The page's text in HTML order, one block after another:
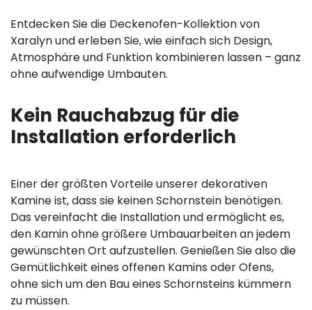
Entdecken Sie die Deckenofen-Kollektion von
Xaralyn und erleben Sie, wie einfach sich Design,
Atmosphäre und Funktion kombinieren lassen – ganz
ohne aufwendige Umbauten.
Kein Rauchabzug für die
Installation erforderlich
Einer der größten Vorteile unserer dekorativen
Kamine ist, dass sie keinen Schornstein benötigen.
Das vereinfacht die Installation und ermöglicht es,
den Kamin ohne größere Umbauarbeiten an jedem
gewünschten Ort aufzustellen. Genießen Sie also die
Gemütlichkeit eines offenen Kamins oder Ofens,
ohne sich um den Bau eines Schornsteins kümmern
zu müssen.